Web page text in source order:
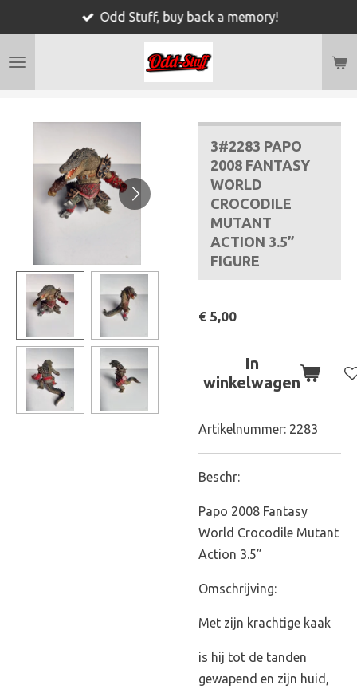
naar
Odd Stuff, buy back a memory!
3#2283 PAPO
2008 FANTASY
WORLD
CROCODILE
MUTANT
ACTION 3.5”
FIGURE
€ 5,00
In
winkelwagen
Artikelnummer: 2283
Beschr:
Papo 2008 Fantasy
World Crocodile Mutant
Action 3.5”
Omschrijving:
Met zijn krachtige kaak
is hij tot de tanden
gewapend en zijn huid,